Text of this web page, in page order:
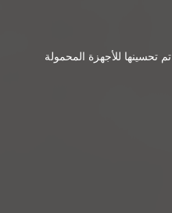
تم تحسينها للأجهزة المحمولة